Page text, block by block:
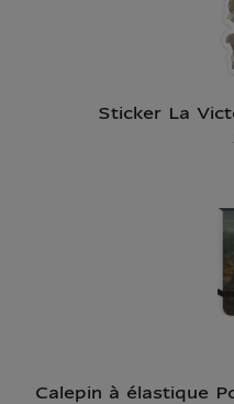
Sticker La
Calepin à élastique